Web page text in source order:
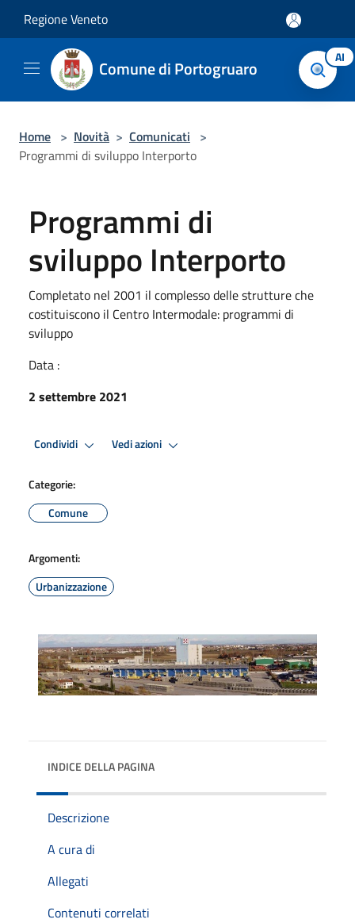
Regione Veneto
Comune di Portogruaro AI
Home > Novità > Comunicati >
Programmi di sviluppo Interporto
Programmi di
sviluppo Interporto
Completato nel 2001 il complesso delle strutture che
costituiscono il Centro Intermodale: programmi di
sviluppo
Data :
2 settembre 2021
Condividi Vedi azioni
Categorie:
Comune
Argomenti:
Urbanizzazione
INDICE DELLA PAGINA
Descrizione
A cura di
Allegati
Contenuti correlati